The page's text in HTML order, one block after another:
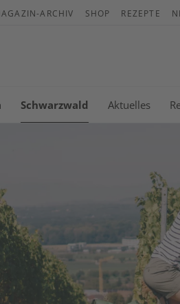
ARCHIV SHOP REZEPTE
Schwarzwald Aktuelles